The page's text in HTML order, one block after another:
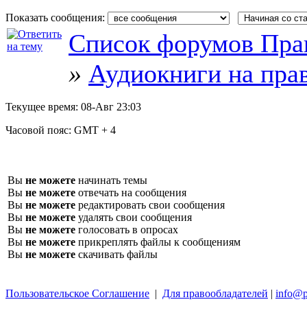
Показать сообщения:
Список форумов
» Аудиокниги на
Текущее время: 08-Авг 23:03
Часовой пояс: GMT + 4
Вы не можете начинать темы
Вы не можете отвечать на сообщения
Вы не можете редактировать свои сообщения
Вы не можете удалять свои сообщения
Вы не можете голосовать в опросах
Вы не можете прикреплять файлы к сообщениям
Вы не можете скачивать файлы
Пользовательское Соглашение | Для правообладателей |